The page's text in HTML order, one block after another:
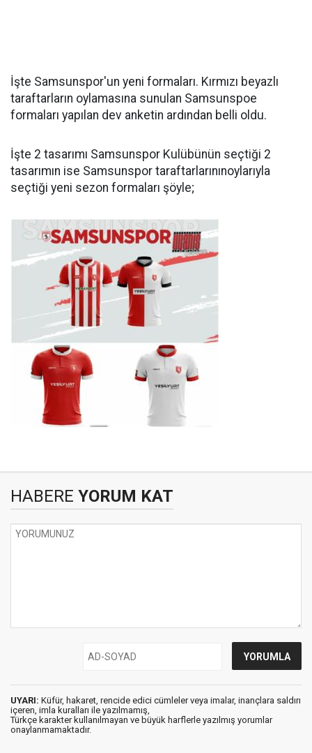
İşte Samsunspor'un yeni formaları. Kırmızı beyazlı
taraftarların oylamasına sunulan Samsunspoe
formaları yapılan dev anketin ardından belli oldu.
İşte 2 tasarımı Samsunspor Kulübünün seçtiği 2
tasarımın ise Samsunspor taraftarlarınınoylarıyla
seçtiği yeni sezon formaları şöyle;
HABERE YORUM KAT
UYARI: Küfür, hakaret, rencide edici cümleler veya imalar, inançlara saldırı
içeren, imla kuralları ile yazılmamış,
Türkçe karakter kullanılmayan ve büyük harflerle yazılmış yorumlar
onaylanmamaktadır.